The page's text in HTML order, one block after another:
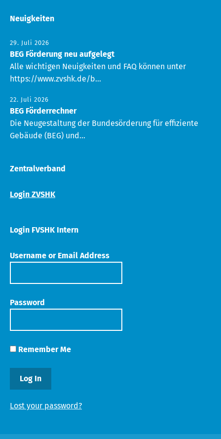
Neuigkeiten
29. Juli 2026
BEG Förderung neu aufgelegt
Alle wichtigen Neuigkeiten und FAQ können unter
https://www.zvshk.de/b...
22. Juli 2026
BEG Förderrechner
Die Neugestaltung der Bundesörderung für effiziente
Gebäude (BEG) und...
Zentralverband
Login ZVSHK
Login FVSHK Intern
Username or Email Address
Password
Remember Me
Lost your password?